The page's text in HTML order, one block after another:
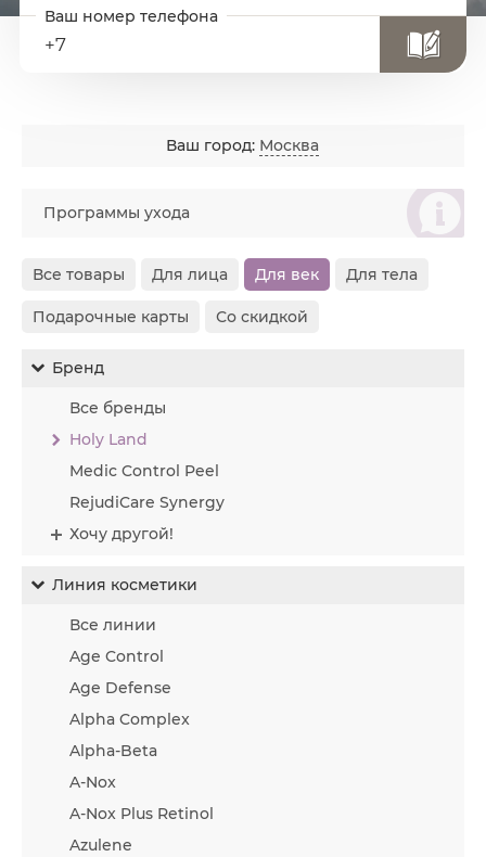
+7
Ваш город: Москва
စ
Программы ухода
Все товары Для лица Для век Для тела
Подарочные карты Со скидкой
Бренд
Все бренды
Holy Land
Medic Control Peel
RejudiCare Synergy
Хочу другой!
Линия косметики
Все линии
Age Control
Age Defense
Alpha Complex
Alpha-Beta
A-Nox
A-Nox Plus Retinol
Azulene